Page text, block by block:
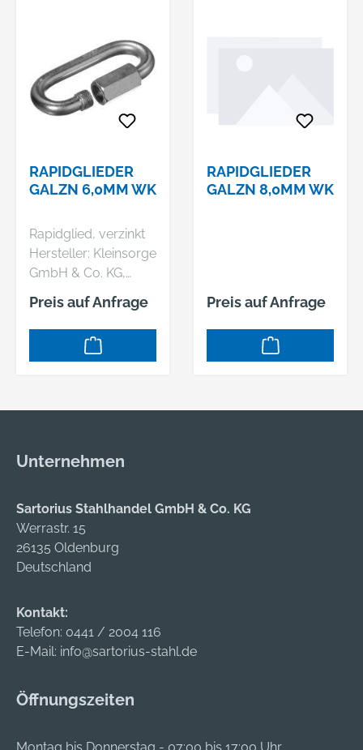
RAPIDGLIEDER
GALZN 6,0MM WK
Rapidglied, verzinkt
Hersteller: Kleinsorge
GmbH & Co. KG,
Askay 12, 57439
Attendorn-Ennest,
DE, +49272263880,
info@kleinsorge.de
Preis auf Anfrage
RAPIDGLIEDER
GALZN 8,0MM WK
Preis auf Anfrage
Unternehmen
Sartorius Stahlhandel GmbH & Co. KG
Werrastr. 15
26135 Oldenburg
Deutschland
Kontakt:
Telefon: 0441 / 2004 116
E-Mail: info@sartorius-stahl.de
Öffnungszeiten